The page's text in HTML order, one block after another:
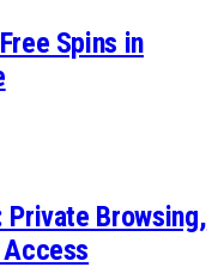
Spins in
Private Browsing,